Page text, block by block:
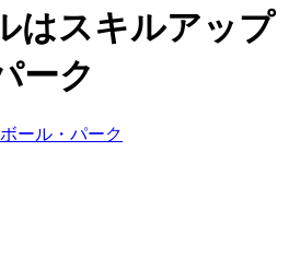
はスキルアップ
ーク